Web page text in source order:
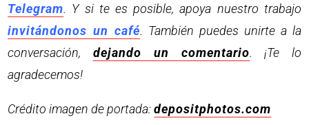
Telegram. Y si te es posible, apoya nuestro trabajo
invitándonos un café. También puedes unirte a la
conversación, dejando un comentario. ¡Te lo
agradecemos!
Crédito imagen de portada:depositphotos.com